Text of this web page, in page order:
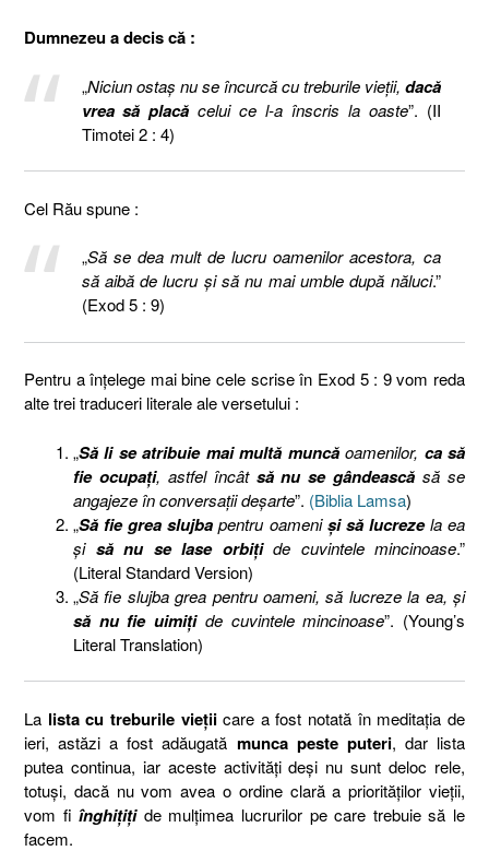
Dumnezeu a decis că :
„Niciun ostaş nu se încurcă cu treburile vieţii, dacă
vrea să placă celui ce l-a înscris la oaste”. (II
Timotei 2 : 4)
Cel Rău spune :
„Să se dea mult de lucru oamenilor acestora, ca
să aibă de lucru şi să nu mai umble după năluci.”
(Exod 5 : 9)
Pentru a înțelege mai bine cele scrise în Exod 5 : 9 vom reda
alte trei traduceri literale ale versetului :
„Să li se atribuie mai multă muncăoamenilor, ca să
fie ocupați, astfel încât să nu se gândească să se
angajeze în conversații deșarte”. (Biblia Lamsa)
„Să fie grea slujba pentru oameniși să lucrezela ea
și să nu se lase orbițide cuvintele mincinoase.”
(Literal Standard Version)
„Să fie slujba grea pentru oameni, să lucreze la ea, şi
să nu fie uimiţide cuvintele mincinoase”. (Young’s
Literal Translation)
La lista cu treburile viețiicare a fost notată în meditația de
ieri, astăzi a fost adăugată munca peste puteri, dar lista
putea continua, iar aceste activități deși nu sunt deloc rele,
totuși, dacă nu vom avea o ordine clară a priorităților vieții,
vom fiînghițiți de mulțimea lucrurilor pe care trebuie să le
facem.